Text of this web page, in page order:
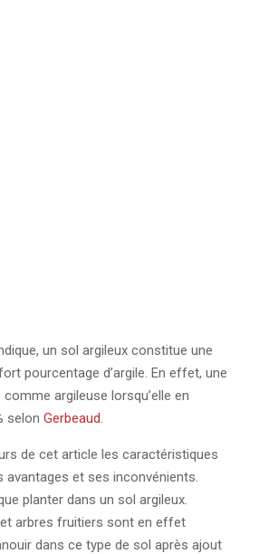
un sol argileux constitue une
pourcentage d’argile. En effet, une
argileuse lorsqu’elle en
selon Gerbeaud
de cet article les caractéristiques
avantages et ses inconvénients.
planter dans un sol argileux.
arbres fruitiers sont en effet
dans ce type de sol après ajout